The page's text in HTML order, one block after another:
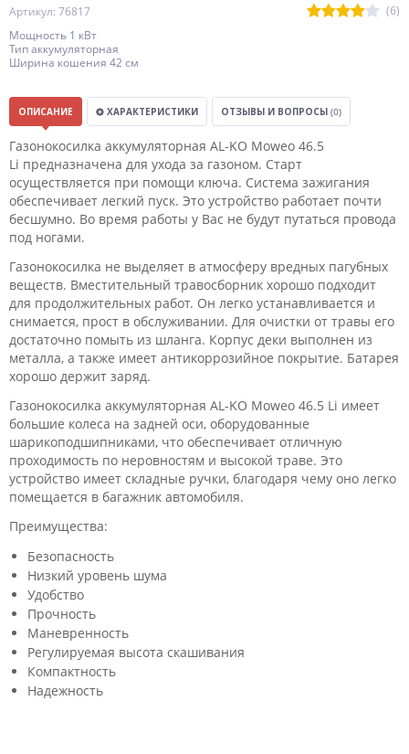
Артикул: 76817
(6)
Мощность 1 кВт
Тип аккумуляторная
Ширина кошения 42 см
ОПИСАНИЕ ХАРАКТЕРИСТИКИ ОТЗЫВЫ И ВОПРОСЫ (0)
Газонокосилка аккумуляторная AL-KO Moweo 46.5
Li предназначена для ухода за газоном. Старт
осуществляется при помощи ключа. Система зажигания
обеспечивает легкий пуск. Это устройство работает почти
бесшумно. Во время работы у Вас не будут путаться провода
под ногами.
Газонокосилка не выделяет в атмосферу вредных пагубных
веществ. Вместительный травосборник хорошо подходит
для продолжительных работ. Он легко устанавливается и
снимается, прост в обслуживании. Для очистки от травы его
достаточно помыть из шланга. Корпус деки выполнен из
металла, а также имеет антикоррозийное покрытие. Батарея
хорошо держит заряд.
Газонокосилка аккумуляторная AL-KO Moweo 46.5 Li имеет
большие колеса на задней оси, оборудованные
шарикоподшипниками, что обеспечивает отличную
проходимость по неровностям и высокой траве. Это
устройство имеет складные ручки, благодаря чему оно легко
помещается в багажник автомобиля.
Преимущества:
Безопасность
Низкий уровень шума
Удобство
Прочность
Маневренность
Регулируемая высота скашивания
Компактность
Надежность